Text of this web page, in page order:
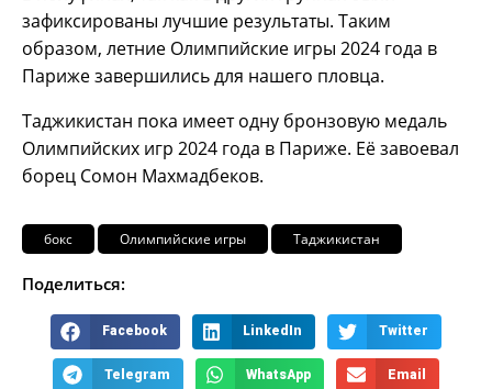
зафиксированы лучшие результаты. Таким
образом, летние Олимпийские игры 2024 года в
Париже завершились для нашего пловца.
Таджикистан пока имеет одну бронзовую медаль
Олимпийских игр 2024 года в Париже. Её завоевал
борец Сомон Махмадбеков.
бокс Олимпийские игры Таджикистан
Поделиться:
Facebook LinkedIn Twitter
Telegram WhatsApp Email